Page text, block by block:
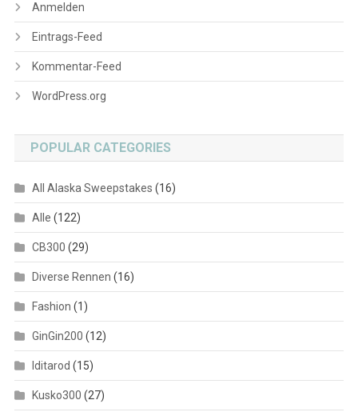
Anmelden
Eintrags-Feed
Kommentar-Feed
WordPress.org
POPULAR CATEGORIES
All Alaska Sweepstakes (16)
Alle (122)
CB300 (29)
Diverse Rennen (16)
Fashion (1)
GinGin200 (12)
Iditarod (15)
Kusko300 (27)